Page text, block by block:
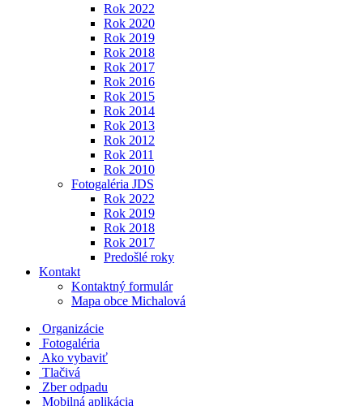
Rok 2022
Rok 2020
Rok 2019
Rok 2018
Rok 2017
Rok 2016
Rok 2015
Rok 2014
Rok 2013
Rok 2012
Rok 2011
Rok 2010
Fotogaléria JDS
Rok 2022
Rok 2019
Rok 2018
Rok 2017
Predošlé roky
Kontakt
Kontaktný formulár
Mapa obce Michalová
Organizácie
Fotogaléria
Ako vybaviť
Tlačivá
Zber odpadu
Mobilná aplikácia